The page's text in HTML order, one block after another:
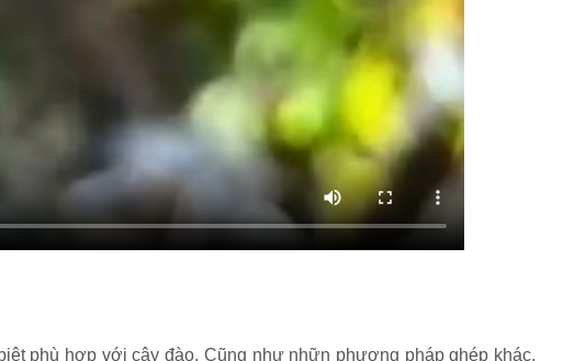
phù hợp với cây đào. Cũng như nhữn phương pháp ghép khác,